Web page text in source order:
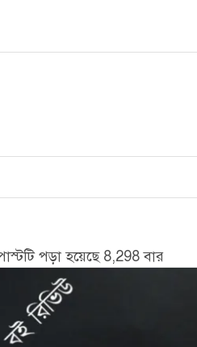
পড়া হয়েছে 8,298 বার